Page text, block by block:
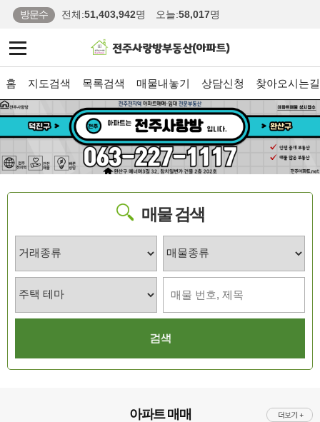
방문수 전체:51,403,942명 오늘:58,017명
홈 지도검색 목록검색 매물내놓기 상담신청 찾아오시는길
매물 검색
아파트 매매